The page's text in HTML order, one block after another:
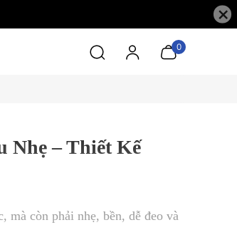
×
0
Nhẹ – Thiết Kế
còn phải nhẹ, bền, dễ đeo và